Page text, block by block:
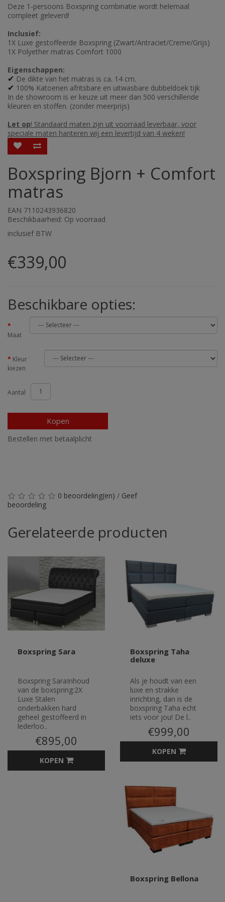
Deze 1-persoons Boxspring combinatie wordt helemaal
compleet geleverd!
Inclusief:
1X Luxe gestoffeerde Boxspring (Zwart/Antraciet/Creme/Grijs)
1X Polyether matras Comfort 1000
Eigenschappen:
✔ De dikte van het matras is ca. 14 cm.
✔ 100% Katoenen afritsbare en uitwasbare dubbeldoek tijk
In de showroom is er keuze uit meer dan 500 verschillende
kleuren en stoffen. (zonder meerprijs)
Let op! Standaard maten zijn uit voorraad leverbaar, voor
speciale maten hanteren wij een levertijd van 4 weken!
Boxspring Bjorn + Comfort
matras
EAN 7110243936820
Beschikbaarheid: Op voorraad
inclusief BTW
€339,00
Beschikbare opties:
Maat
Kleur
kiezen
Aantal
Kopen
Bestellen met betaalplicht
0 beoordeling(en) / Geef
beoordeling
Gerelateerde producten
Boxspring Sara
Boxspring SaraInhoud
van de boxspring:2X
Luxe Stalen
onderbakken hard
geheel gestoffeerd in
lederloo..
€895,00
KOPEN
Boxspring Taha
deluxe
Als je houdt van een
luxe en strakke
inrichting, dan is de
boxspring Taha echt
iets voor jou! De l..
€999,00
KOPEN
Boxspring Bellona